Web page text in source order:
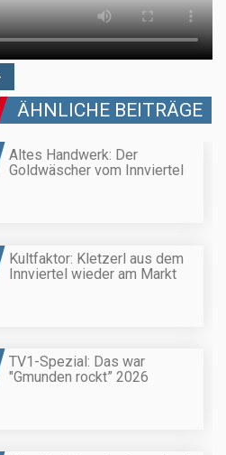
ÄHNLICHE BEITRÄGE
Altes Handwerk: Der
Goldwäscher vom Innviertel
Kultfaktor: Kletzerl aus dem
Innviertel wieder am Markt
TV1-Spezial: Das war
"Gmunden rockt” 2026